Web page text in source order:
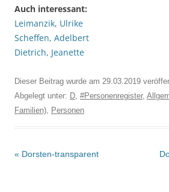
Auch interessant:
Leimanzik, Ulrike
Scheffen, Adelbert
Dietrich, Jeanette
Dieser Beitrag wurde am 29.03.2019
Abgelegt unter: D #Personenregister,
Familien) Personen
Beitrags-
« Dorsten-transparent